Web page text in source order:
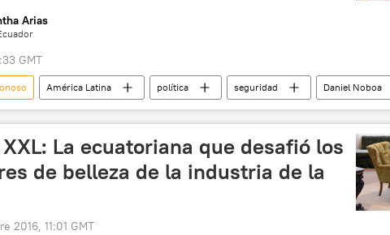
Arias
GMT
América Latina política seguridad
Daniel Noboa
Colombia Quito Gustavo Petro
Comunidad Andina
La ecuatoriana que desafió los
de belleza de la industria de la
2016, 11:01 GMT